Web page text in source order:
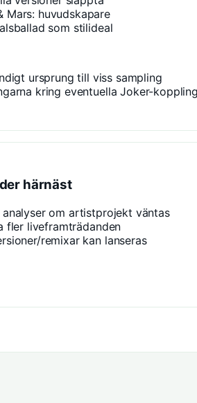
Mars: huvudskapare
som stilideal
ursprung till viss sampling
kring eventuella Joker-
härnäst
analyser om artistprojekt väntas
fler liveframträdanden
remixar kan lanseras